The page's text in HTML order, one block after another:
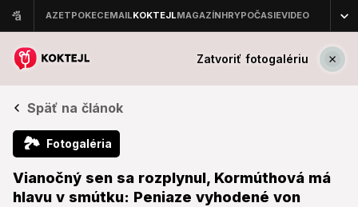
Zatvoriť fotogalériu
Späť na článok
🏞 Fotogaléria
Vianočný sen sa rozplynul, Kormúthová má
hlavu v smútku: Peniaze vyhodené von